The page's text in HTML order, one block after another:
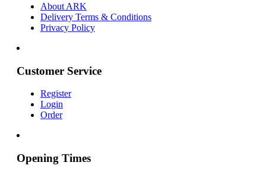
About ARK
Delivery Terms & Conditions
Privacy Policy
Customer Service
Register
Login
Order
Opening Times